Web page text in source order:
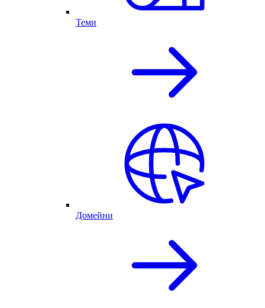
Теми
Домейни